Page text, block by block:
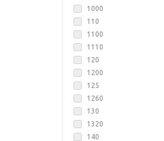
1000
110
1100
1110
120
1200
125
1260
130
1320
140